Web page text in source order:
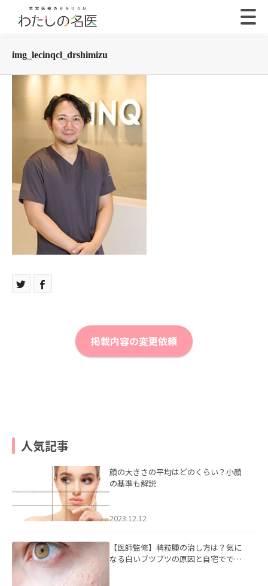
img_lecinqcl_drshimizu
掲載内容の変更依頼
人気記事
顔の大きさの平均はどのくらい？小顔
の基準も解説
2023.12.12
【医師監修】稗粒腫の治し方は？気に
なる白いブツブツの原因と自宅ででき